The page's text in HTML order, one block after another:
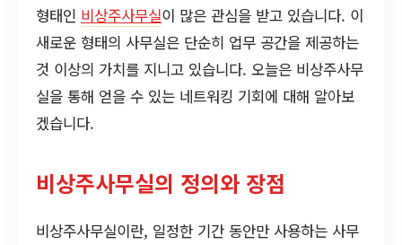
형태인 비상주사무실이 많은 관심을 받고 있습니다. 이
새로운 형태의 사무실은 단순히 업무 공간을 제공하는
것 이상의 가치를 지니고 있습니다. 오늘은 비상주사무
실을 통해 얻을 수 있는 네트워킹 기회에 대해 알아보
겠습니다.
비상주사무실의 정의와 장점
비상주사무실이란, 일정한 기간 동안만 사용하는 사무